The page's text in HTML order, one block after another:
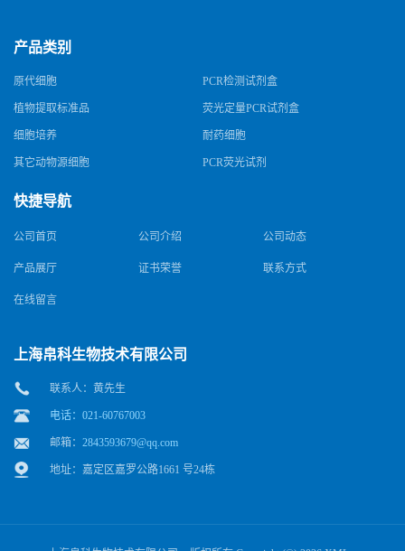
产品类别
原代细胞 PCR检测试剂盒
植物提取标准品 荧光定量PCR试剂盒
细胞培养 耐药细胞
其它动物源细胞 PCR荧光试剂
快捷导航
公司首页 公司介绍 公司动态
产品展厅 证书荣誉 联系方式
在线留言
上海帛科生物技术有限公司
联系人：黄先生
电话：021-60767003
邮箱： 2843593679@qq.com
地址：嘉定区嘉罗公路1661 号24栋